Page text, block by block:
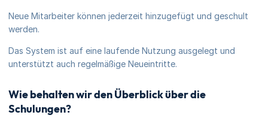
Neue Mitarbeiter können jederzeit hinzugefügt und geschult
werden.
Das System ist auf eine laufende Nutzung ausgelegt und
unterstützt auch regelmäßige Neueintritte.
Wie behalten wir den Überblick über die
Schulungen?